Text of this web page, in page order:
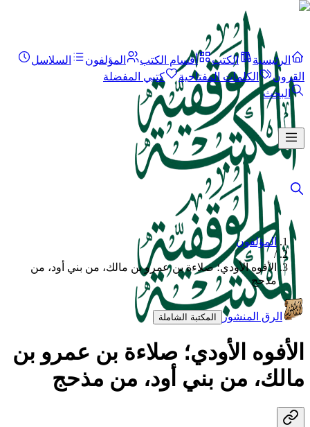
الرئيسية الكتب أقسام الكتب المؤلفون
السلاسل
القرون
الكلمات المفتاحية
كتبي المفضلة
البحث
المؤلفون
/
الأفوه الأودي؛ صلاءة بن عمرو بن مالك، من بني أود، من
مذحج
الرق المنشور المكتبة الشاملة
الأفوه الأودي؛ صلاءة بن عمرو بن
مالك، من بني أود، من مذحج